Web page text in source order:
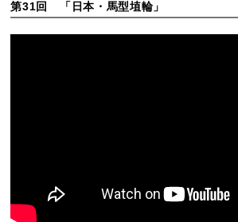
第31回 「日本・馬型埴輪」